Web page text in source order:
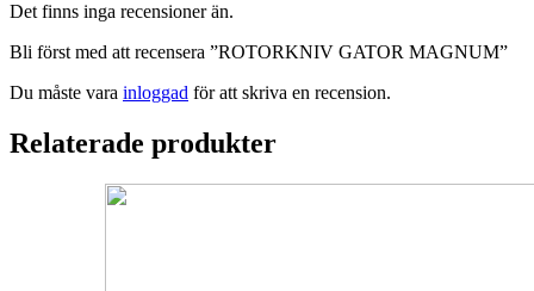
Det finns inga recensioner än.
Bli först med att recensera ”ROTORKNIV GATOR MAGNUM”
Du måste vara inloggad för att skriva en recension.
Relaterade produkter